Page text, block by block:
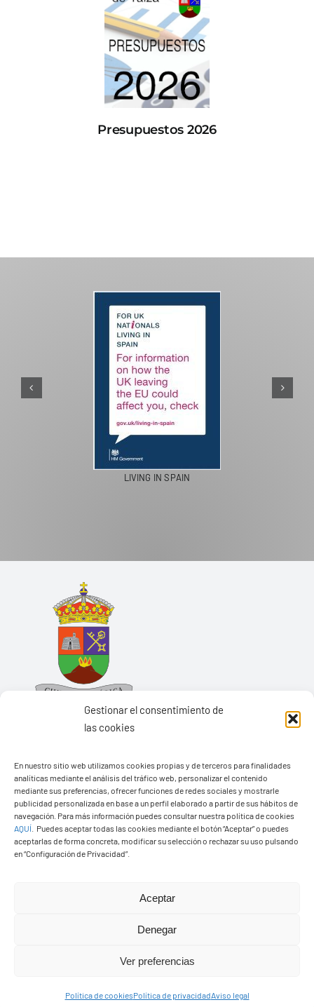
Gestionar el consentimiento de
las cookies
En nuestro sitio web utilizamos cookies propias y de terceros para finalidades
analíticas mediante el análisis del tráfico web, personalizar el contenido
mediante sus preferencias, ofrecer funciones de redes sociales y mostrarle
publicidad personalizada en base a un perfil elaborado a partir de sus hábitos de
navegación. Para más información puedes consultar nuestra política de cookies
AQUÍ
Puedes aceptar todas las cookies mediante el botón “Aceptar” o puedes
aceptarlas de forma concreta, modificar su selección o rechazar su uso pulsando
en “Configuración de Privacidad”.
Aceptar
Denegar
Ver preferencias
Política de cookiesPolítica de privacidadAviso legal
Presupuestos 2026
Ayuntamiento de Yaiza
Pza. de Los Remedios, 1
35570 – Yaiza
Tel:928 83 62 20
© Copyright2026 Ayuntamiento de Yaiza - Todos los